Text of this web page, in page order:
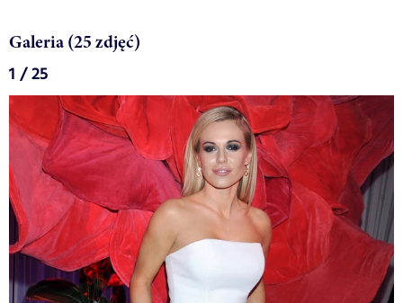
Galeria (25 zdjęć)
1 / 25